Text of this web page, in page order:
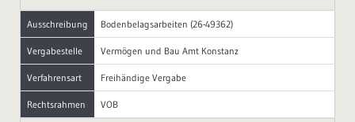
Ausschreibung Bodenbelagsarbeiten (26-49362)
Vergabestelle Vermögen und Bau Amt Konstanz
Verfahrensart Freihändige Vergabe
Rechtsrahmen VOB